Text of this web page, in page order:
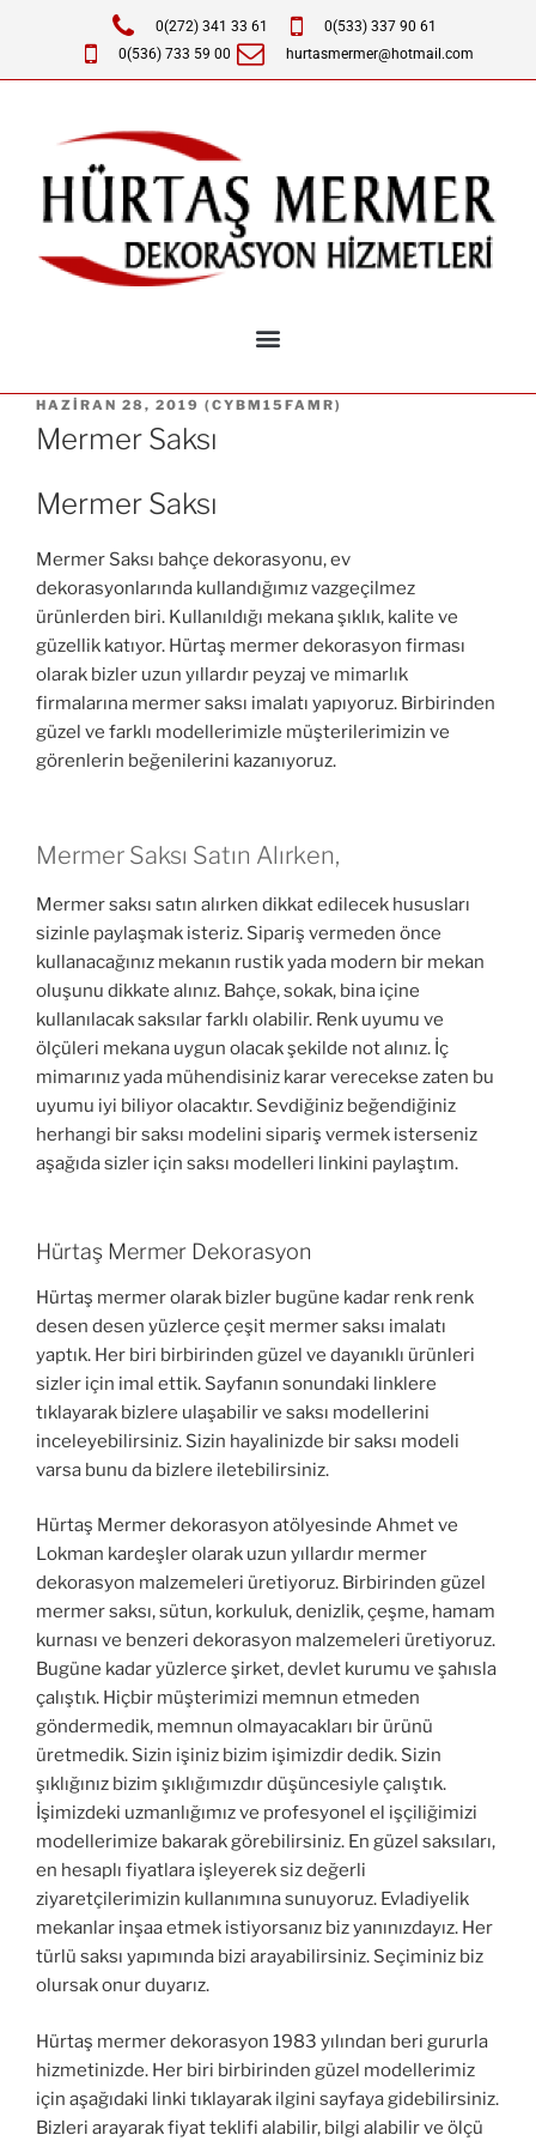
0(272) 341 33 61
0(533) 337 90 61
0(536) 733 59 00
hurtasmermer@hotmail.com
HAZIRAN 28, 2019 ( CYBM15FAMR)
Mermer Saksı
Mermer Saksı
Mermer Saksı bahçe dekorasyonu, ev
dekorasyonlarında kullandığımız vazgeçilmez
ürünlerden biri. Kullanıldığı mekana şıklık, kalite ve
güzellik katıyor. Hürtaş mermer dekorasyon firması
olarak bizler uzun yıllardır peyzaj ve mimarlık
firmalarına mermer saksı imalatı yapıyoruz. Birbirinden
güzel ve farklı modellerimizle müşterilerimizin ve
görenlerin beğenilerini kazanıyoruz.
Mermer Saksı Satın Alırken,
Mermer saksı satın alırken dikkat edilecek hususları
sizinle paylaşmak isteriz. Sipariş vermeden önce
kullanacağınız mekanın rustik yada modern bir mekan
oluşunu dikkate alınız. Bahçe, sokak, bina içine
kullanılacak saksılar farklı olabilir. Renk uyumu ve
ölçüleri mekana uygun olacak şekilde not alınız. İç
mimarınız yada mühendisiniz karar verecekse zaten bu
uyumu iyi biliyor olacaktır. Sevdiğiniz beğendiğiniz
herhangi bir saksı modelini sipariş vermek isterseniz
aşağıda sizler için saksı modelleri linkini paylaştım.
Hürtaş Mermer Dekorasyon
Hürtaş mermer olarak bizler bugüne kadar renk renk
desen desen yüzlerce çeşit mermer saksı imalatı
yaptık. Her biri birbirinden güzel ve dayanıklı ürünleri
sizler için imal ettik. Sayfanın sonundaki linklere
tıklayarak bizlere ulaşabilir ve saksı modellerini
inceleyebilirsiniz. Sizin hayalinizde bir saksı modeli
varsa bunu da bizlere iletebilirsiniz.
Hürtaş Mermer dekorasyon atölyesinde Ahmet ve
Lokman kardeşler olarak uzun yıllardır mermer
dekorasyon malzemeleri üretiyoruz. Birbirinden güzel
mermer saksı, sütun, korkuluk, denizlik, çeşme, hamam
kurnası ve benzeri dekorasyon malzemeleri üretiyoruz.
Bugüne kadar yüzlerce şirket, devlet kurumu ve şahısla
çalıştık. Hiçbir müşterimizi memnun etmeden
göndermedik, memnun olmayacakları bir ürünü
üretmedik. Sizin işiniz bizim işimizdir dedik. Sizin
şıklığınız bizim şıklığımızdır düşüncesiyle çalıştık.
İşimizdeki uzmanlığımız ve profesyonel el işçiliğimizi
modellerimize bakarak görebilirsiniz. En güzel saksıları,
en hesaplı fiyatlara işleyerek siz değerli
ziyaretçilerimizin kullanımına sunuyoruz. Evladiyelik
mekanlar inşaa etmek istiyorsanız biz yanınızdayız. Her
türlü saksı yapımında bizi arayabilirsiniz. Seçiminiz biz
olursak onur duyarız.
Hürtaş mermer dekorasyon 1983 yılından beri gururla
hizmetinizde. Her biri birbirinden güzel modellerimiz
için aşağıdaki linki tıklayarak ilgini sayfaya gidebilirsiniz.
Bizleri arayarak fiyat teklifi alabilir, bilgi alabilir ve ölçü